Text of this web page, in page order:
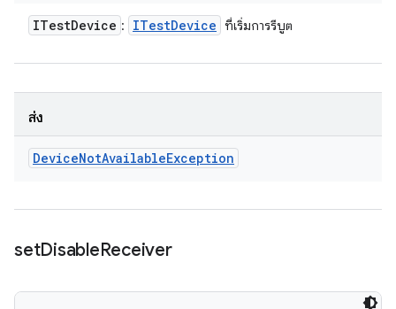
ITestDevice : ITestDevice ที่เริ่มการรีบูต
ส่ง
DeviceNotAvailableException
setDisableReceiver